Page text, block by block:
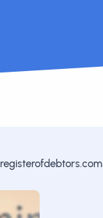
registerofdebtors.com